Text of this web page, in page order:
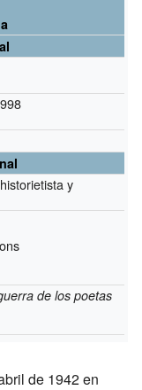
y
de los poetas
de 1942 en